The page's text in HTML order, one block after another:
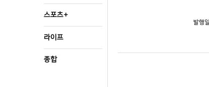
스포츠+
라이프
종합
발행